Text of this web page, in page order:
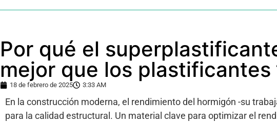
Por qué el
mejor que los plastificantes
18 de febrero de 2025 3:33 AM
En la construcción moderna, el rendimiento del hormigón -su
para la calidad estructural. Un material clave para optimizar el